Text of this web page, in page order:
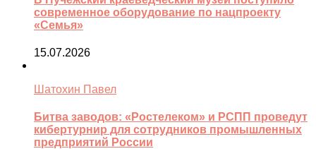
современное оборудование по нацпроекту
«Семья»
15.07.2026
Шатохин Павел
Битва заводов: «Ростелеком» и РСПП проведут
кибертурнир для сотрудников промышленных
предприятий России